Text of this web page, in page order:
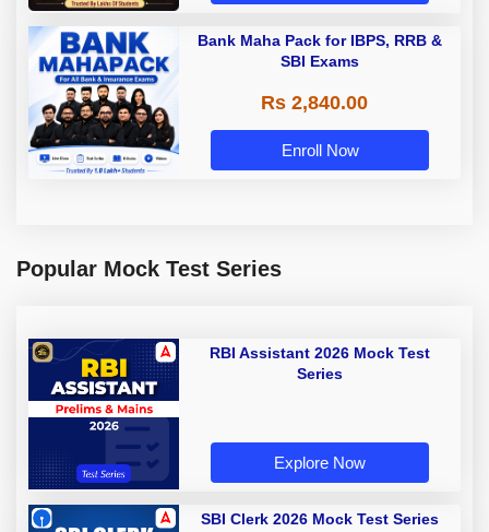
Bank Maha Pack for IBPS, RRB &
SBI Exams
Rs 2,840.00
Enroll Now
Popular Mock Test Series
RBI Assistant 2026 Mock Test
Series
Explore Now
SBI Clerk 2026 Mock Test Series